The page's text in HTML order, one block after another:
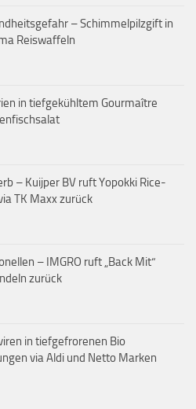
– Schimmelpilzgift in
Reiswaffeln
in tiefgekühltem Gourmaître
– Kuijper BV ruft Yopokki Rice-
TK Maxx zurück
– IMGRO ruft „Back Mit“
zurück
in tiefgefrorenen Bio
via Aldi und Netto Marken